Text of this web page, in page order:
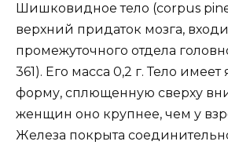
Шишковидное тело (corpus
верхний придаток мозга,
промежуточного отдела
361). Его масса 0,2 г. Тело
форму, сплющенную сверху
женщин оно крупнее, чем у
Железа покрыта